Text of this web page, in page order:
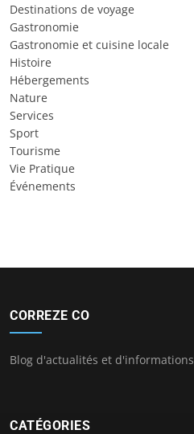
Destinations de voyage
Gastronomie
Gastronomie et cuisine locale
Histoire
Hébergements
Nature
Services
Sport
Tourisme
Vie Pratique
Événements
CORREZE CO
Blog d'actualités et d'informations
CATÉGORIES